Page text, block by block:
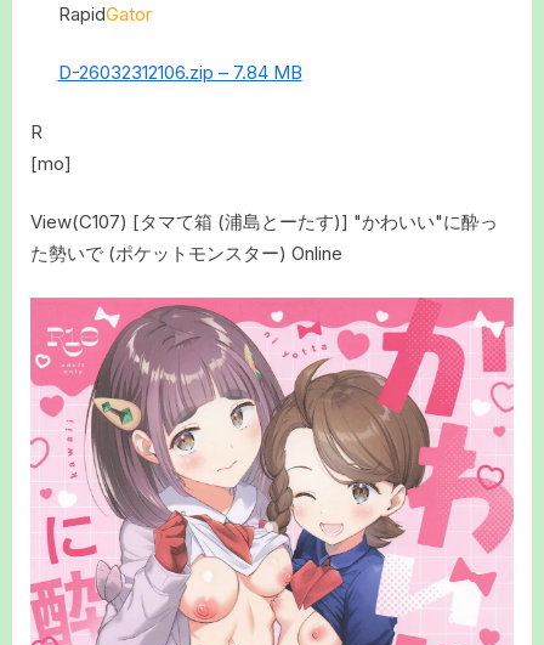
RapidGator
D-26032312106.zip – 7.84 MB
R
[mo]
View(C107) [タマて箱 (浦島とーたす)] "かわいい"に酔っ
た勢いで (ポケットモンスター) Online